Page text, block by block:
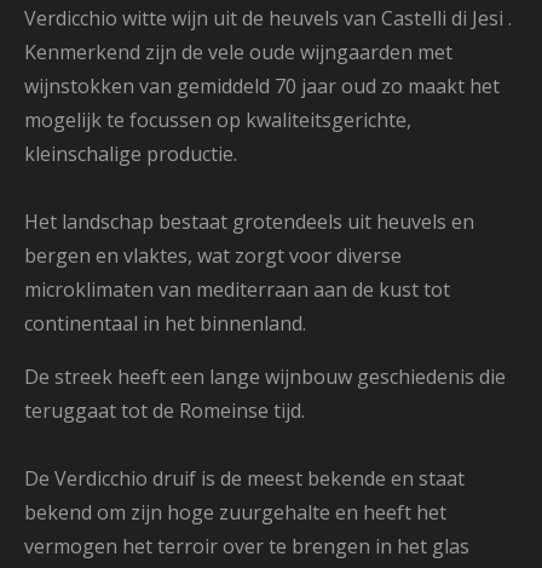
Verdicchio witte wijn uit de heuvels van Castelli di Jesi .
Kenmerkend zijn de vele oude wijngaarden met
wijnstokken van gemiddeld 70 jaar oud zo maakt het
mogelijk te focussen op kwaliteitsgerichte,
kleinschalige productie.
Het landschap bestaat grotendeels uit heuvels en
bergen en vlaktes, wat zorgt voor diverse
microklimaten van mediterraan aan de kust tot
continentaal in het binnenland.
De streek heeft een lange wijnbouw geschiedenis die
teruggaat tot de Romeinse tijd.
De Verdicchio druif is de meest bekende en staat
bekend om zijn hoge zuurgehalte en heeft het
vermogen het terroir over te brengen in het glas